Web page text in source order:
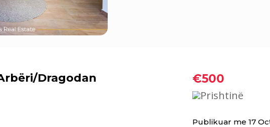
Dragodan
€500
Prishtinë
Publikuar me 17